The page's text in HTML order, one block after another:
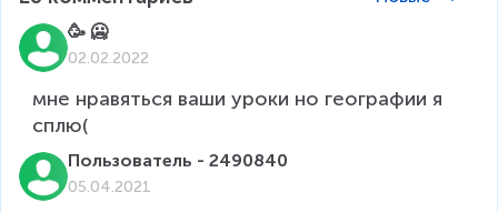
🥳 🥶
02.02.2022
мне нравяться ваши уроки но географии я
Пользователь - 2490840
05.04.2021